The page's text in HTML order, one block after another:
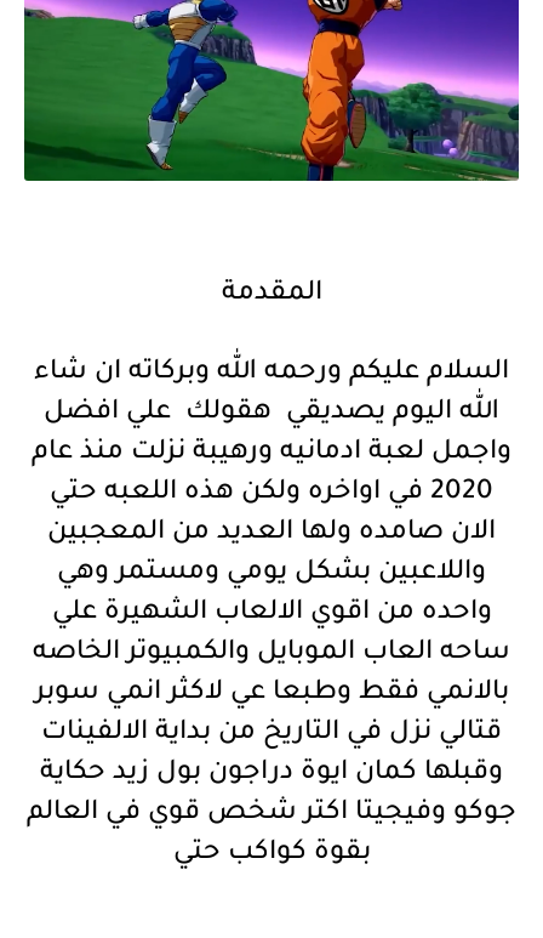
المقدمة
السلام عليكم ورحمه الله وبركاته ان شاء
الله اليوم يصديقي هقولك علي افضل
واجمل لعبة ادمانيه ورهيبة نزلت منذ عام
2020 في اواخره ولكن هذه اللعبه حتي
الان صامده ولها العديد من المعجبين
واللاعبين بشكل يومي ومستمر وهي
واحده من اقوي الالعاب الشهيرة علي
ساحه العاب الموبايل والكمبيوتر الخاصه
بالانمي فقط وطبعا عي لاكثر انمي سوبر
قتالي نزل في التاريخ من بداية الالفينات
وقبلها كمان ايوة دراجون بول زيد حكاية
جوكو وفيجيتا اكتر شخص قوي في العالم
بقوة كواكب حتي